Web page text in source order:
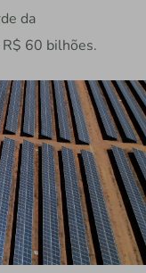
da
60 bilhões.